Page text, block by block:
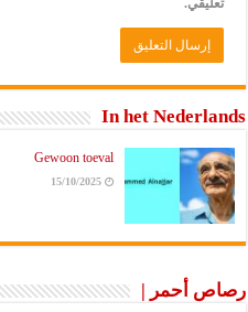
تعليقي.
In het Nederlands
Gewoon toeval
15/10/2025
رصاص أحمر |